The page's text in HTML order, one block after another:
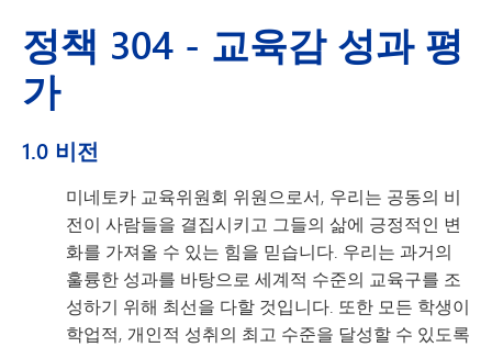
정책 304 - 교육감 성과 평
가
1.0 비전
미네토카 교육위원회 위원으로서, 우리는 공동의 비
전이 사람들을 결집시키고 그들의 삶에 긍정적인 변
화를 가져올 수 있는 힘을 믿습니다. 우리는 과거의
훌륭한 성과를 바탕으로 세계적 수준의 교육구를 조
성하기 위해 최선을 다할 것입니다. 또한 모든 학생이
학업적, 개인적 성취의 최고 수준을 달성할 수 있도록